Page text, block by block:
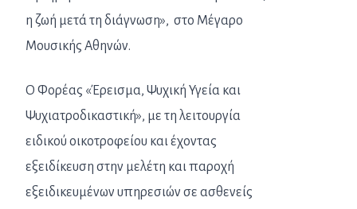
η ζωή μετά τη διάγνωση», στο Μέγαρο
Μουσικής Αθηνών.
Ο Φορέας «Έρεισμα, Ψυχική Υγεία και
Ψυχιατροδικαστική», με τη λειτουργία
ειδικού οικοτροφείου και έχοντας
εξειδίκευση στην μελέτη και παροχή
εξειδικευμένων υπηρεσιών σε ασθενείς